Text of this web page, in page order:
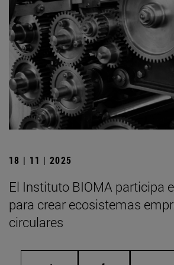
18 | 11 | 2025
El Instituto BIOMA participa
para crear ecosistemas
circulares